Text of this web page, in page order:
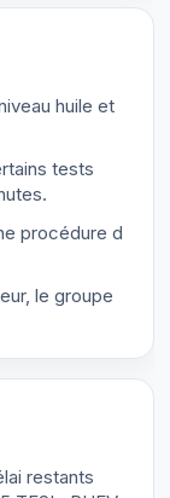
huile et
tests
procédure d
le groupe
restants